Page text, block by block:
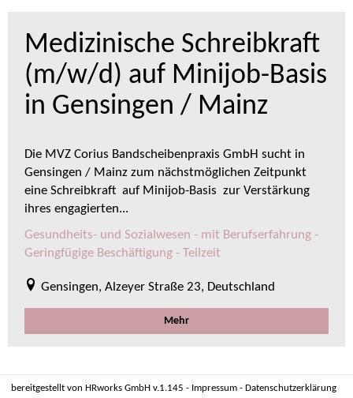
Medizinische Schreibkraft
(m/w/d) auf Minijob-Basis
in Gensingen / Mainz
Die MVZ Corius Bandscheibenpraxis GmbH sucht in
Gensingen / Mainz zum nächstmöglichen Zeitpunkt
eine Schreibkraft auf Minijob-Basis zur Verstärkung
ihres engagierten...
Gesundheits- und Sozialwesen - mit Berufserfahrung -
Geringfügige Beschäftigung - Teilzeit
Gensingen, Alzeyer Straße 23, Deutschland
Mehr
bereitgestellt von HRworks GmbH v.1.145 - Impressum - Datenschutzerklärung